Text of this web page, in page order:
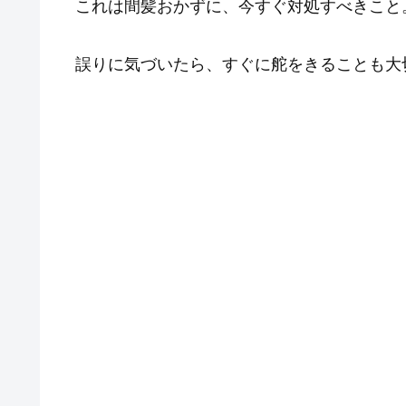
これは間髪おかずに、今すぐ対処すべきこと
誤りに気づいたら、すぐに舵をきることも大